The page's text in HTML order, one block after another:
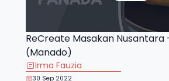
ReCreate Masakan Nusantara
(Manado)
Irma Fauzia
30 Sep 2022